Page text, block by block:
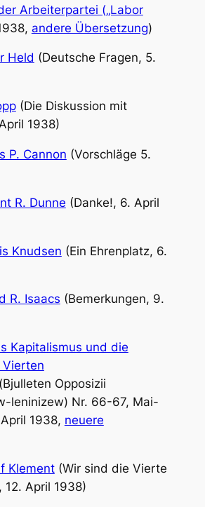
Arbeiterpartei („Labor
andere Übersetzung)
Held (Deutsche Fragen, 5.
(Die Diskussion mit
1938)
P. Cannon (Vorschläge 5.
R. Dunne (Danke!, 6. April
Knudsen (Ein Ehrenplatz, 6.
R. Isaacs (Bemerkungen, 9.
Kapitalismus und die
(Bjulleten Opposizii
leninizew) Nr. 66-67, Mai-
1938, neuere
Klement(Wir sind die Vierte
12. April 1938)